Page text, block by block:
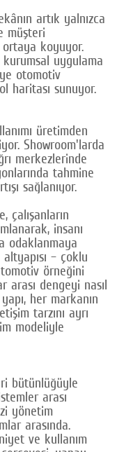
artık yalnızca
müşteri
ortaya koyuyor.
uygulama
otomotiv
haritası sunuyor.
üretimden
Showroom'larda
merkezlerinde
tahmine
sağlanıyor.
çalışanların
insanı
odaklanmaya
– çoklu
örneğini
arası dengeyi nasıl
her markanın
tarzını ayrı
modeliyle
bütünlüğüyle
arası
yönetim
arasında.
ve kullanım